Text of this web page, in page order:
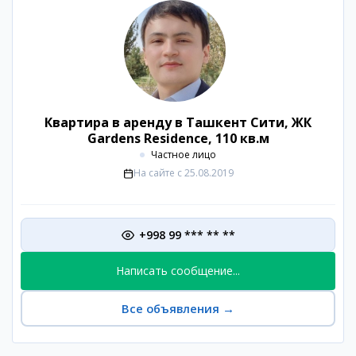
Квартира в аренду в Ташкент Сити, ЖК
Gardens Residence, 110 кв.м
Частное лицо
На сайте с 25.08.2019
+998 99 *** ** **
Написать сообщение...
Все объявления →